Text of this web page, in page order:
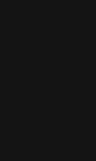
vous
de